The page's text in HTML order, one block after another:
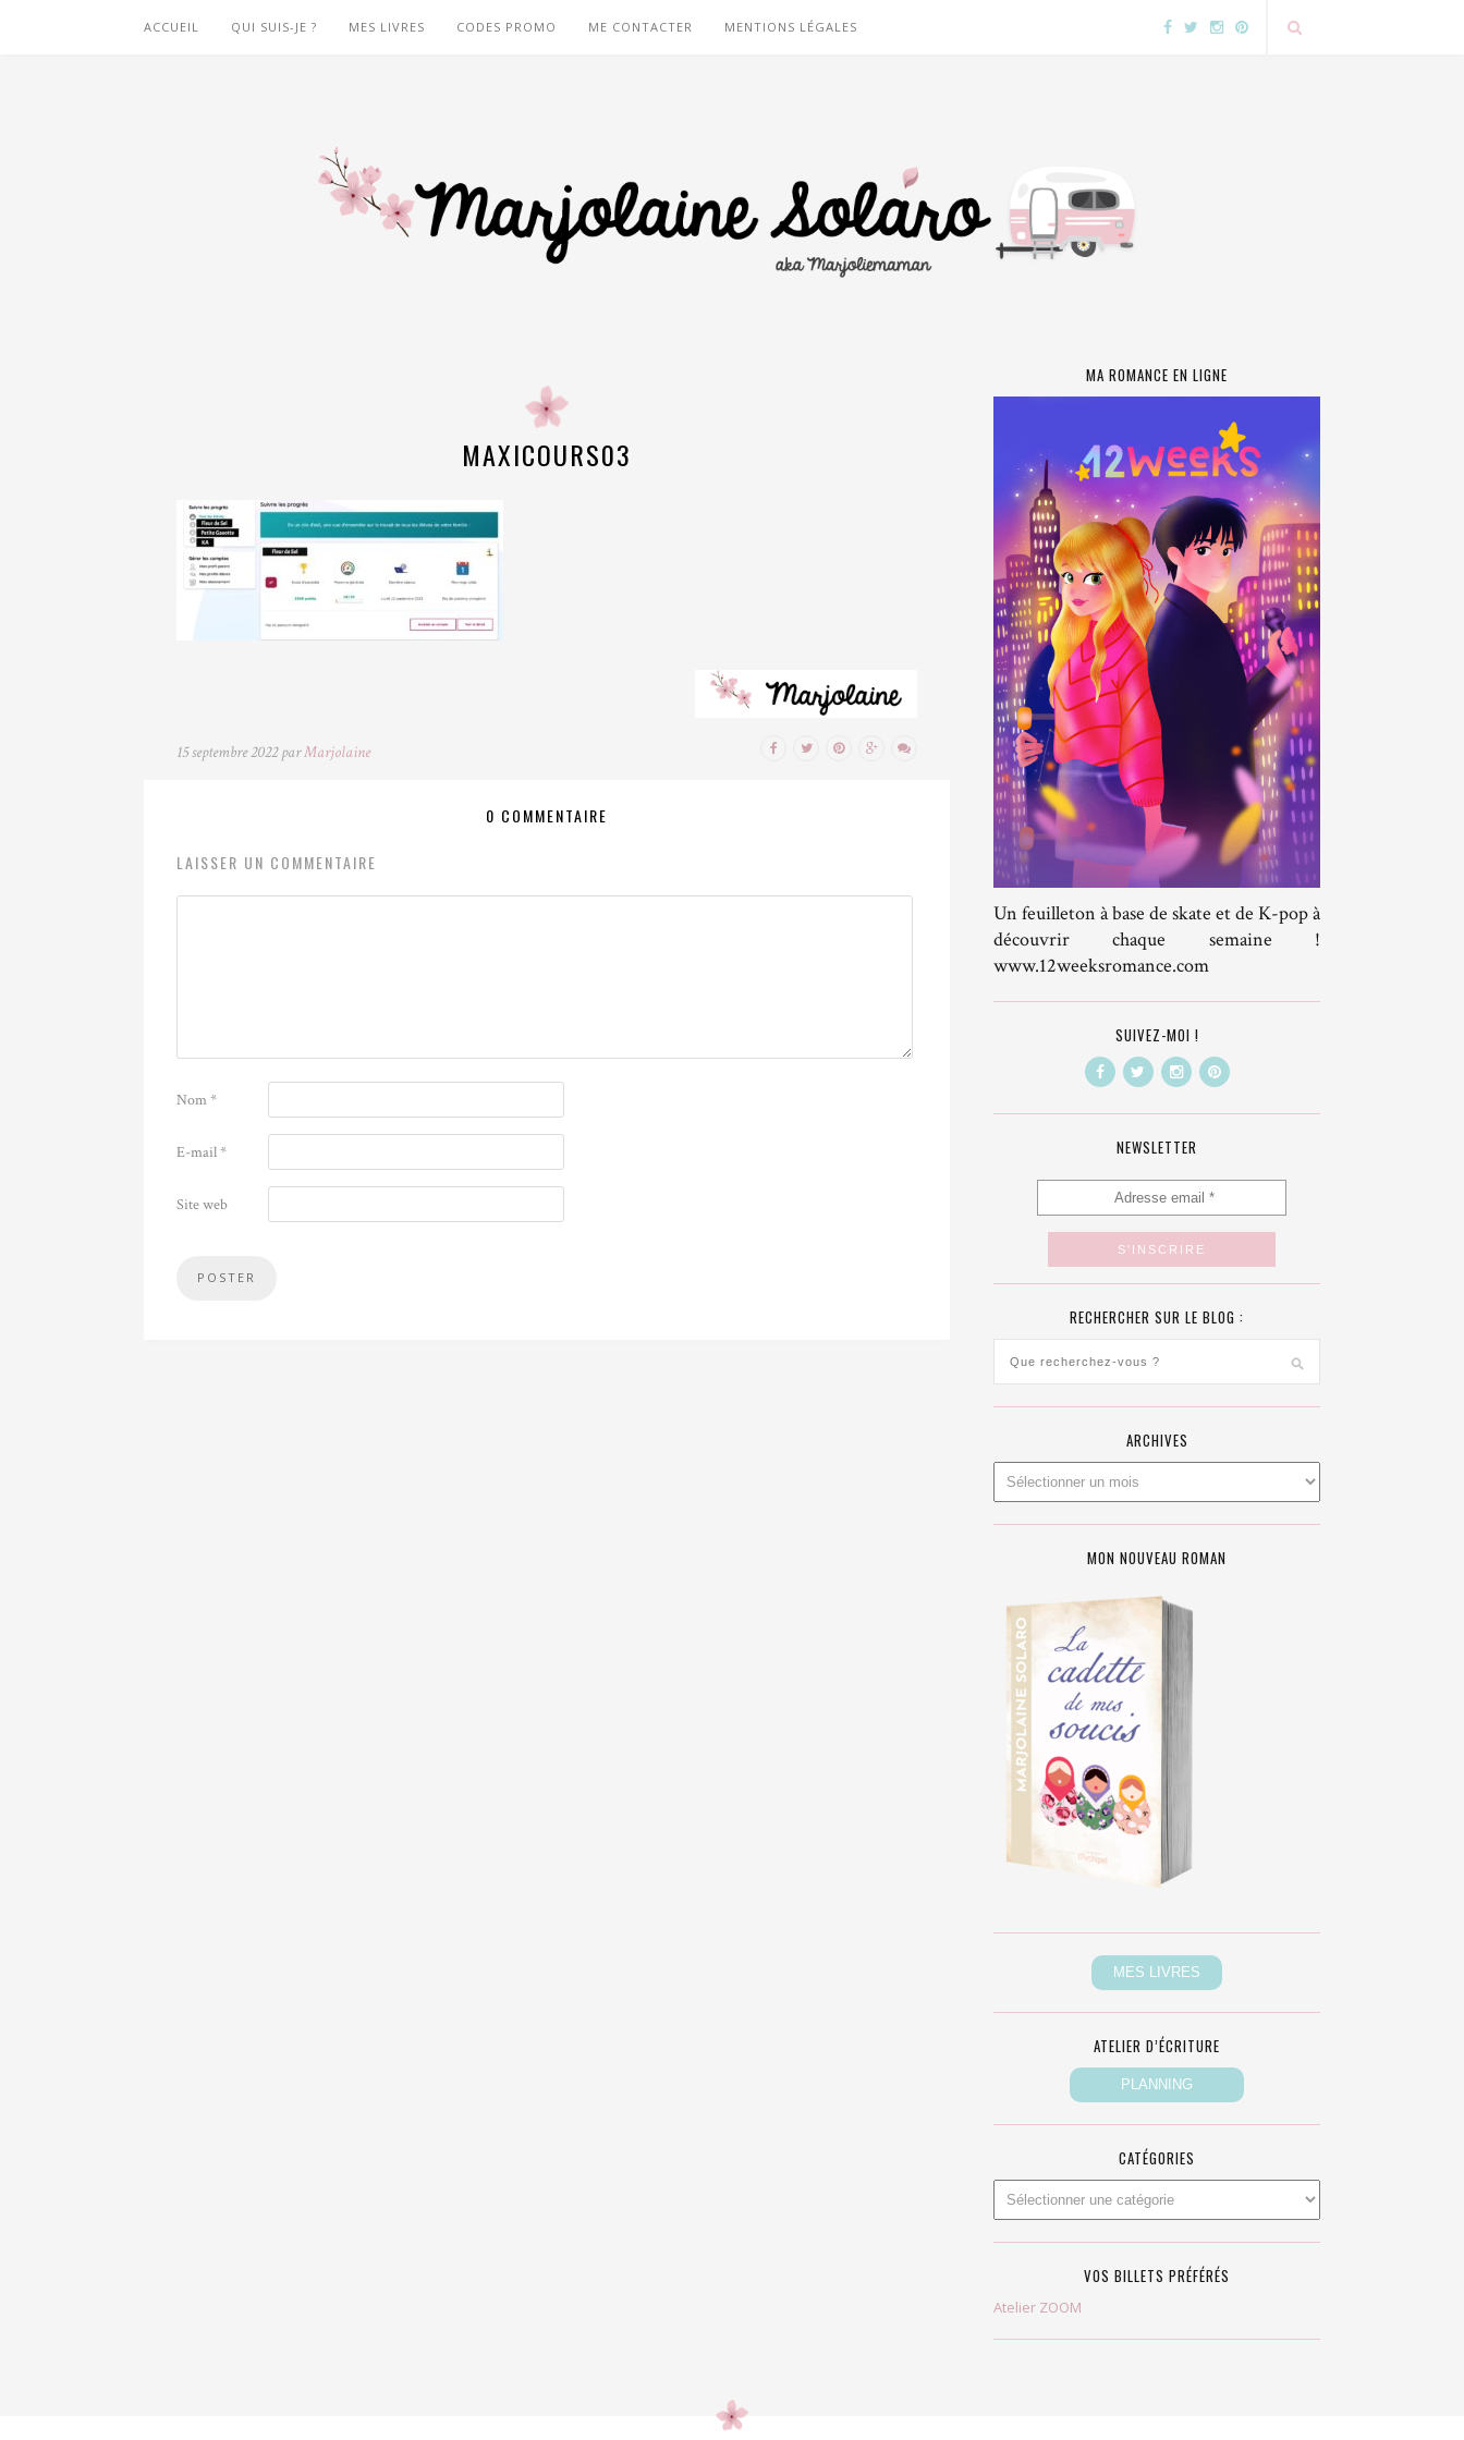
ACCUEIL QUI SUIS-JE ? MES LIVRES CODES PROMO ME CONTACTER MENTIONS LÉGALES
MAXICOURS03
15 septembre 2022 parMarjolaine
0 COMMENTAIRE
LAISSER UN COMMENTAIRE
Nom*
E-mail*
Site web
MA ROMANCE EN LIGNE
Un feuilleton à base de skate et de K-pop à
découvrir chaque semaine !
www.12weeksromance.com
SUIVEZ-MOI !
NEWSLETTER
RECHERCHER SUR LE BLOG :
ARCHIVES
MON NOUVEAU ROMAN
ATELIER D’ÉCRITURE
CATÉGORIES
VOS BILLETS PRÉFÉRÉS
Atelier ZOOM